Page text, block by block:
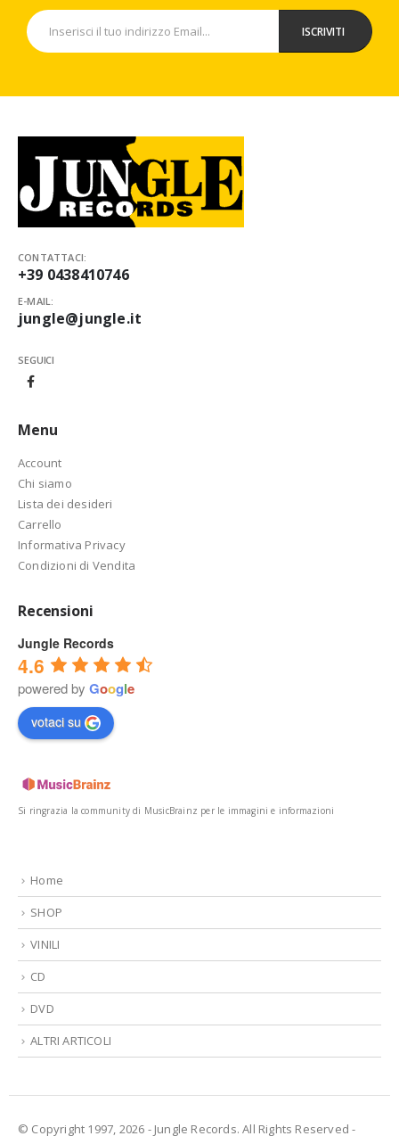
CONTATTACI:
+39 0438410746
E-MAIL:
jungle@jungle.it
SEGUICI
Menu
Account
Chi siamo
Lista dei desideri
Carrello
Informativa Privacy
Condizioni di Vendita
Recensioni
Jungle Records
4.6
powered by Google
votaci su
Si ringrazia la community di MusicBrainz per le immagini e informazioni
Home
SHOP
VINILI
CD
DVD
ALTRI ARTICOLI
© Copyright 1997, 2026 - Jungle Records. All Rights Reserved -